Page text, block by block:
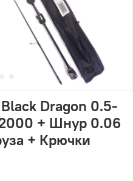
Dragon 0.5-
2000 + Шнур 0.06
+ Крючки